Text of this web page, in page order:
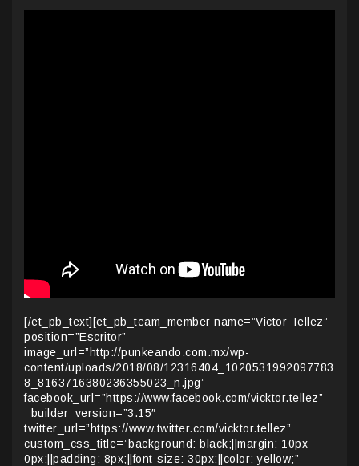
[/et_pb_text][et_pb_team_member name=”Victor Tellez”
position=”Escritor”
image_url=”http://punkeando.com.mx/wp-
content/uploads/2018/08/12316404_1020531992097783
8_8163716380236355023_n.jpg”
facebook_url=”https://www.facebook.com/vicktor.tellez”
_builder_version=”3.15″
twitter_url=”https://www.twitter.com/vicktor.tellez”
custom_css_title=”background: black;||margin: 10px
0px;||padding: 8px;||font-size: 30px;||color: yellow;”